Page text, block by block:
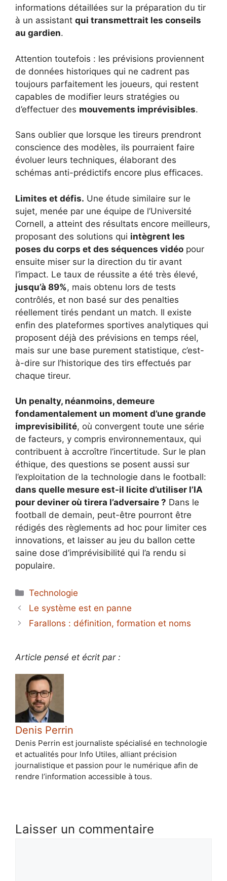
informations détaillées sur la préparation du tir
à un assistant qui transmettrait les conseils
au gardien.
Attention toutefois : les prévisions proviennent
de données historiques qui ne cadrent pas
toujours parfaitement les joueurs, qui restent
capables de modifier leurs stratégies ou
d’effectuer des mouvements imprévisibles.
Sans oublier que lorsque les tireurs prendront
conscience des modèles, ils pourraient faire
évoluer leurs techniques, élaborant des
schémas anti-prédictifs encore plus efficaces.
Limites et défis. Une étude similaire sur le
sujet, menée par une équipe de l’Université
Cornell, a atteint des résultats encore meilleurs,
proposant des solutions qui intègrent les
poses du corps et des séquences vidéo pour
ensuite miser sur la direction du tir avant
l’impact. Le taux de réussite a été très élevé,
jusqu’à 89%, mais obtenu lors de tests
contrôlés, et non basé sur des penalties
réellement tirés pendant un match. Il existe
enfin des plateformes sportives analytiques qui
proposent déjà des prévisions en temps réel,
mais sur une base purement statistique, c’est-
à-dire sur l’historique des tirs effectués par
chaque tireur.
Un penalty, néanmoins, demeure
fondamentalement un moment d’une grande
imprevisibilité, où convergent toute une série
de facteurs, y compris environnementaux, qui
contribuent à accroître l’incertitude. Sur le plan
éthique, des questions se posent aussi sur
l’exploitation de la technologie dans le football:
dans quelle mesure est-il licite d’utiliser l’IA
pour deviner où tirera l’adversaire ? Dans le
football de demain, peut-être pourront être
rédigés des règlements ad hoc pour limiter ces
innovations, et laisser au jeu du ballon cette
saine dose d’imprévisibilité qui l’a rendu si
populaire.
Catégories
Technologie
Le système est en panne
Farallons : définition, formation et noms
Article pensé et écrit par :
Denis Perrin
Denis Perrin est journaliste spécialisé en technologie
et actualités pour Info Utiles, alliant précision
journalistique et passion pour le numérique afin de
rendre l’information accessible à tous.
Laisser un commentaire